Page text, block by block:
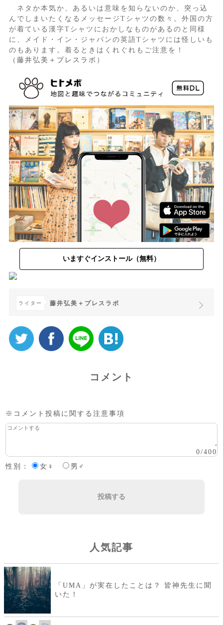
ネタか本気か、あるいは意味を知らないのか、突っ込
んでしまいたくなるメッセージTシャツの数々。外国の方
が着ている漢字Tシャツにおかしなものがあるのと同様
に、メイド・イン・ジャパンの英語Tシャツには怪しいも
のもあります。着るときはくれぐれもご注意を！
（藤井弘美＋プレスラボ）
いますぐインストール（無料）
ライター 藤井弘美＋プレスラボ
コメント
※コメント投稿に関する注意事項
0/400
性別：
女♀ 男♂
投稿する
人気記事
「UMA」が実在したことは？ 皆神先生に聞
いた！